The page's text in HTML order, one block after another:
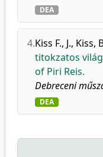
DEA
4.Kiss F., J., Kiss,
titokzatos
of Piri Reis.
Debreceni
DEA